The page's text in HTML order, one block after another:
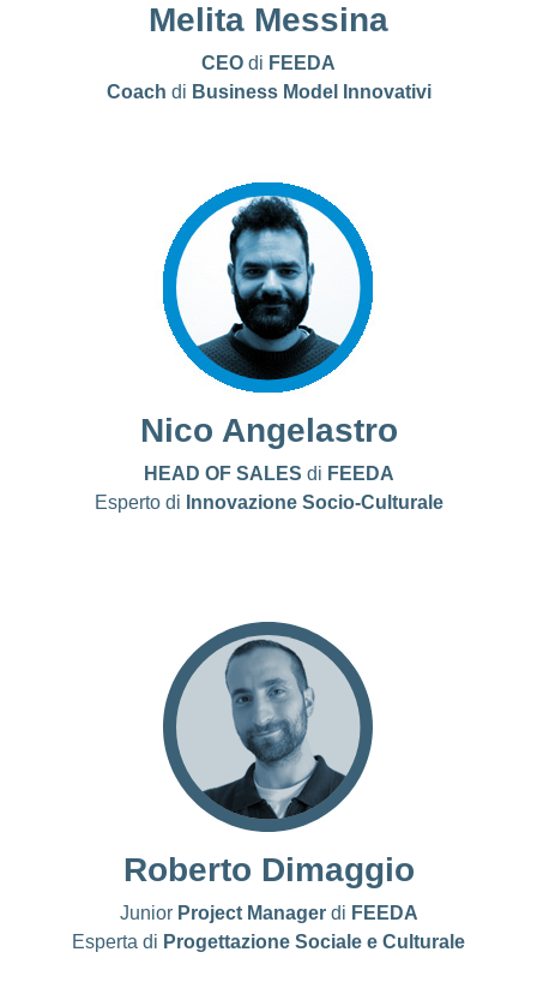
Melita Messina
CEO di FEEDA
Coach di Business Model Innovativi
Nico Angelastro
HEAD OF SALES di FEEDA
Esperto di Innovazione Socio-Culturale
Roberto Dimaggio
Junior Project Managerdi FEEDA
Esperta di Progettazione Sociale e Culturale